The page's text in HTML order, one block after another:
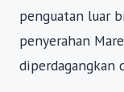
penguatan luar
penyerahan
diperdagangkan